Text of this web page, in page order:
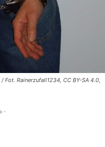
Fot. Rainerzufall1234, CC BY-SA 4.0,
-